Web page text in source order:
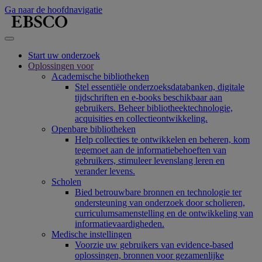
Ga naar de hoofdnavigatie
Start uw onderzoek
Oplossingen voor
Academische bibliotheken
Stel essentiële onderzoeksdatabanken, digitale
tijdschriften en e-books beschikbaar aan
gebruikers. Beheer bibliotheektechnologie,
acquisities en collectieontwikkeling.
Openbare bibliotheken
Help collecties te ontwikkelen en beheren, kom
tegemoet aan de informatiebehoeften van
gebruikers, stimuleer levenslang leren en
verander levens.
Scholen
Bied betrouwbare bronnen en technologie ter
ondersteuning van onderzoek door scholieren,
curriculumsamenstelling en de ontwikkeling van
informatievaardigheden.
Medische instellingen
Voorzie uw gebruikers van evidence-based
oplossingen, bronnen voor gezamenlijke